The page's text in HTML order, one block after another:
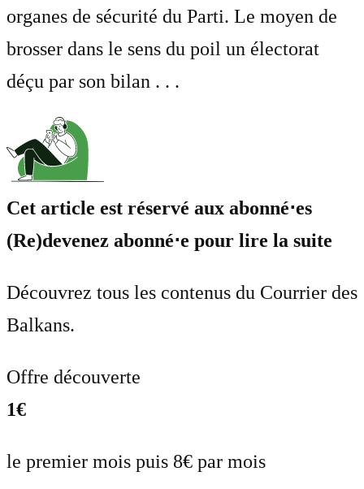
organes de sécurité du Parti. Le moyen de
brosser dans le sens du poil un électorat
déçu par son bilan . . .
Cet article est réservé aux abonné⋅es
(Re)devenez abonné⋅e pour lire la suite
Découvrez tous les contenus du Courrier des
Balkans.
Offre découverte
1€
le premier mois puis 8€ par mois